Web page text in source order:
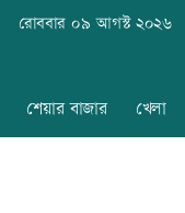
রোববার ০৯ আগস্ট ২০২৬
শেয়ার বাজার খেলা